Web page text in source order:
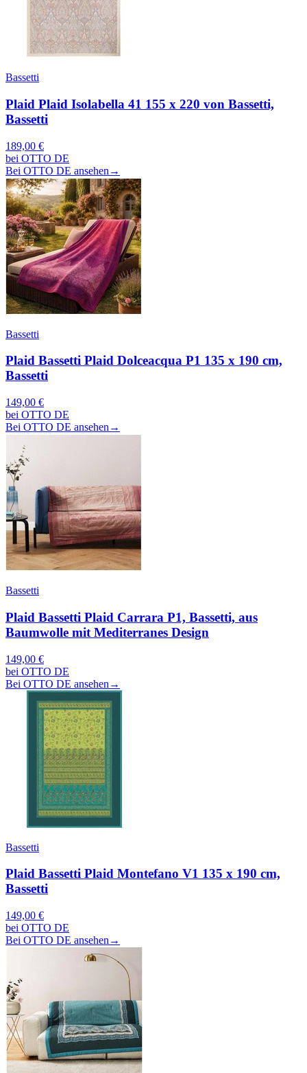
Bassetti
Plaid Plaid Isolabella 41 155 x 220 von Bassetti,
Bassetti
189,00 €
bei OTTO DE
Bei OTTO DE ansehen →
Bassetti
Plaid Bassetti Plaid Dolceacqua P1 135 x 190 cm,
Bassetti
149,00 €
bei OTTO DE
Bei OTTO DE ansehen →
Bassetti
Plaid Bassetti Plaid Carrara P1, Bassetti, aus
Baumwolle mit Mediterranes Design
149,00 €
bei OTTO DE
Bei OTTO DE ansehen →
Bassetti
Plaid Bassetti Plaid Montefano V1 135 x 190 cm,
Bassetti
149,00 €
bei OTTO DE
Bei OTTO DE ansehen →